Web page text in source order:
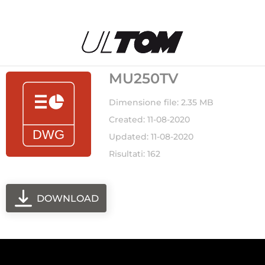
MU250TV
Dimensione file: 2.35 MB
Created: 11-08-2020
Updated: 11-08-2020
Risultati: 162
DOWNLOAD